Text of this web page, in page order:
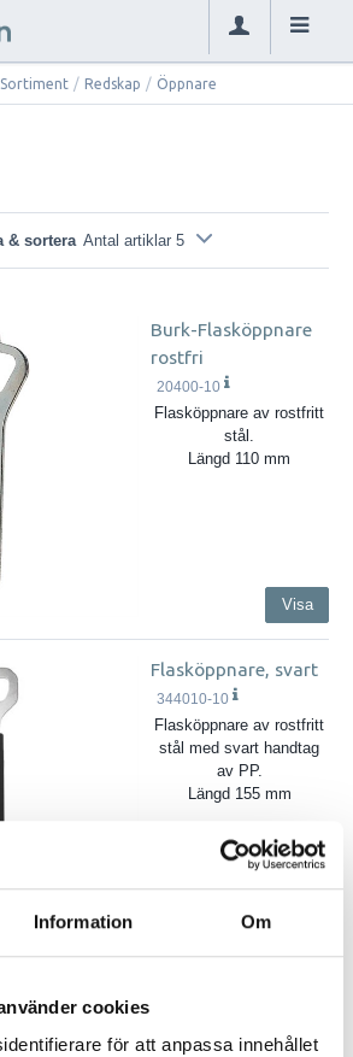
Information Om
cookies
för att anpassa innehållet
Sortiment / Redskap / Öppnare
& sortera Antal artiklar 5
Burk-Flasköppnare
rostfri
20400-10
Flasköppnare av rostfritt
stål.
Längd 110 mm
Visa
Flasköppnare, svart
344010-10
Flasköppnare av rostfritt
stål med svart handtag
av PP.
Längd 155 mm
svart